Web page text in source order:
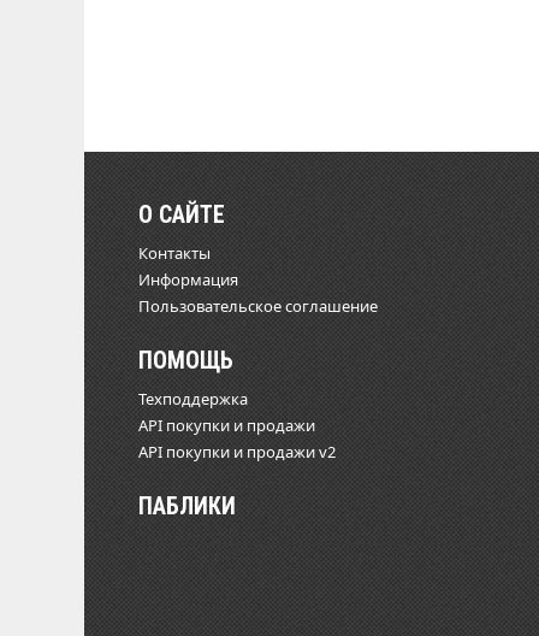
О САЙТЕ
Контакты
Информация
Пользовательское соглашение
ПОМОЩЬ
Техподдержка
API покупки и продажи
API покупки и продажи v2
ПАБЛИКИ